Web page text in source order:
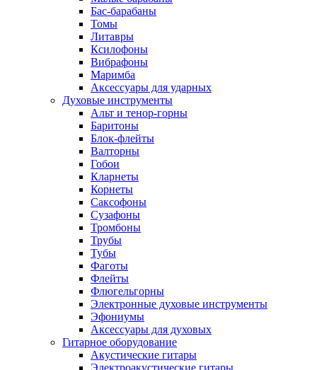
Бас-барабаны
Томы
Литавры
Ксилофоны
Вибрафоны
Маримба
Аксессуары для ударных
Духовые инструменты
Альт и тенор-горны
Баритоны
Блок-флейты
Валторны
Гобои
Кларнеты
Корнеты
Саксофоны
Сузафоны
Тромбоны
Трубы
Тубы
Фаготы
Флейты
Флюгельгорны
Электронные духовые инструменты
Эфониумы
Аксессуары для духовых
Гитарное оборудование
Акустические гитары
Электроакустические гитары